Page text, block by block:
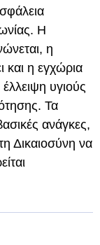
Η
η
και η εγχώρια
υγιούς
Τα
ανάγκες,
Δικαιοσύνη να